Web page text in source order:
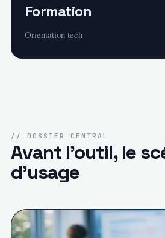
Formation
Orientation tech
// DOSSIER CENTRAL
Avant l'outil, le
d'usage